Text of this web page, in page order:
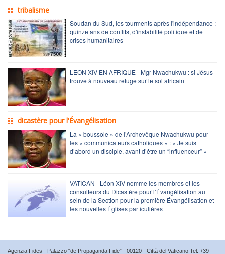
tribalisme
Soudan du Sud, les tourments après l'indépendance :
quinze ans de conflits, d'instabilité politique et de
crises humanitaires
LEON XIV EN AFRIQUE - Mgr Nwachukwu : si Jésus
trouve à nouveau refuge sur le sol africain
dicastère pour l'Évangélisation
La « boussole » de l’Archevêque Nwachukwu pour
les « communicateurs catholiques » : « Je suis
d’abord un disciple, avant d’être un “influenceur” »
VATICAN - Léon XIV nomme les membres et les
consulteurs du Dicastère pour l’Évangélisation au
sein de la Section pour la première Évangélisation et
les nouvelles Églises particulières
Agenzia Fides - Palazzo “de Propaganda Fide” - 00120 - Città del Vaticano Tel. +39-